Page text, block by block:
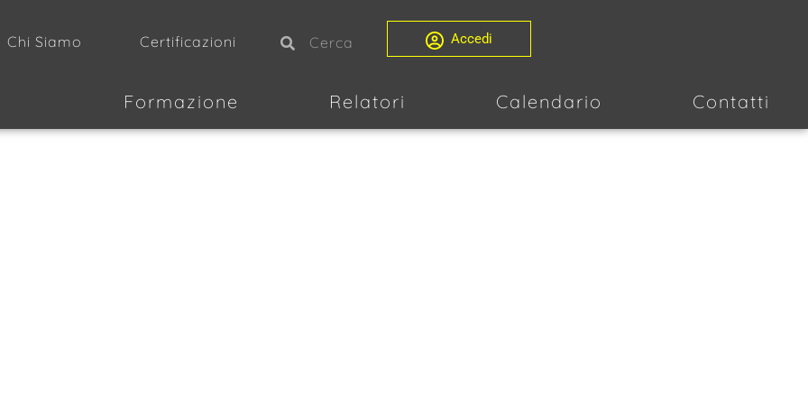
Chi Siamo Certificazioni Accedi
Formazione Relatori Calendario Contatti